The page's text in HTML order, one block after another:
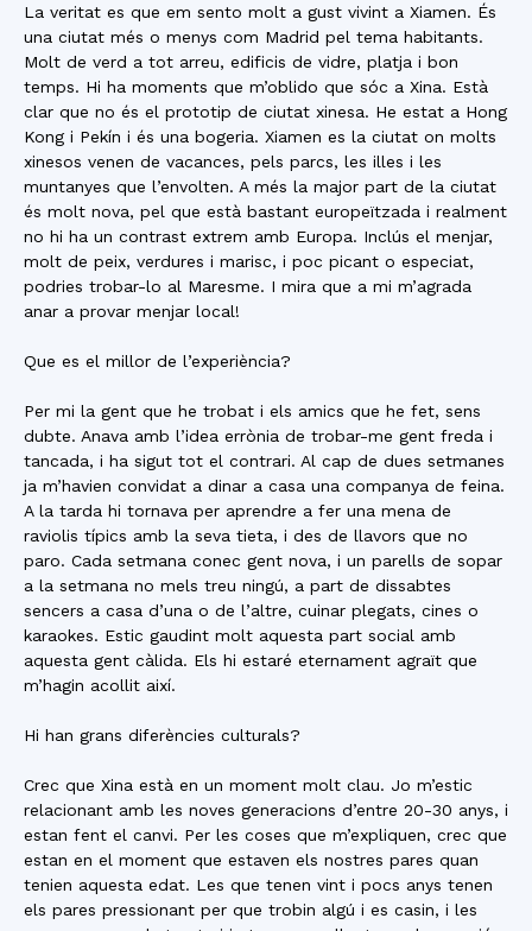
La veritat es que em sento molt a gust vivint a Xiamen. És
una ciutat més o menys com Madrid pel tema habitants.
Molt de verd a tot arreu, edificis de vidre, platja i bon
temps. Hi ha moments que m’oblido que sóc a Xina. Està
clar que no és el prototip de ciutat xinesa. He estat a Hong
Kong i Pekín i és una bogeria. Xiamen es la ciutat on molts
xinesos venen de vacances, pels parcs, les illes i les
muntanyes que l’envolten. A més la major part de la ciutat
és molt nova, pel que està bastant europeïtzada i realment
no hi ha un contrast extrem amb Europa. Inclús el menjar,
molt de peix, verdures i marisc, i poc picant o especiat,
podries trobar-lo al Maresme. I mira que a mi m’agrada
anar a provar menjar local!
Que es el millor de l’experiència?
Per mi la gent que he trobat i els amics que he fet, sens
dubte. Anava amb l’idea errònia de trobar-me gent freda i
tancada, i ha sigut tot el contrari. Al cap de dues setmanes
ja m’havien convidat a dinar a casa una companya de feina.
A la tarda hi tornava per aprendre a fer una mena de
raviolis típics amb la seva tieta, i des de llavors que no
paro. Cada setmana conec gent nova, i un parells de sopar
a la setmana no mels treu ningú, a part de dissabtes
sencers a casa d’una o de l’altre, cuinar plegats, cines o
karaokes. Estic gaudint molt aquesta part social amb
aquesta gent càlida. Els hi estaré eternament agraït que
m’hagin acollit així.
Hi han grans diferències culturals?
Crec que Xina està en un moment molt clau. Jo m’estic
relacionant amb les noves generacions d’entre 20-30 anys, i
estan fent el canvi. Per les coses que m’expliquen, crec que
estan en el moment que estaven els nostres pares quan
tenien aquesta edat. Les que tenen vint i pocs anys tenen
els pares pressionant per que trobin algú i es casin, i les